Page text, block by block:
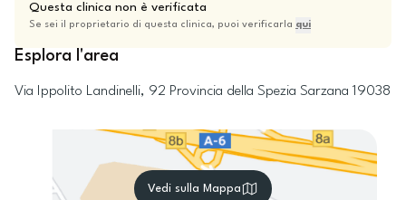
Questa clinica non è verificata
Se sei il proprietario di questa clinica, puoi verificarla qui
Esplora l'area
Via Ippolito Landinelli, 92 Provincia della Spezia Sarzana 19038
Vedi sulla Mappa